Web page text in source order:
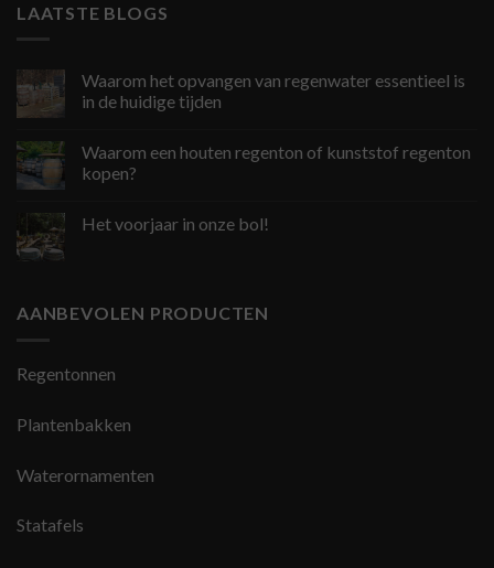
LAATSTE BLOGS
Waarom het opvangen van regenwater essentieel is
in de huidige tijden
Waarom een houten regenton of kunststof regenton
kopen?
Het voorjaar in onze bol!
AANBEVOLEN PRODUCTEN
Regentonnen
Plantenbakken
Waterornamenten
Statafels